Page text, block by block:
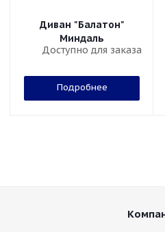
Диван "Балатон"
Миндаль
Доступно для заказа
Подробнее